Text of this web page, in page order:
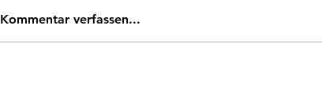
Kommentar verfassen...